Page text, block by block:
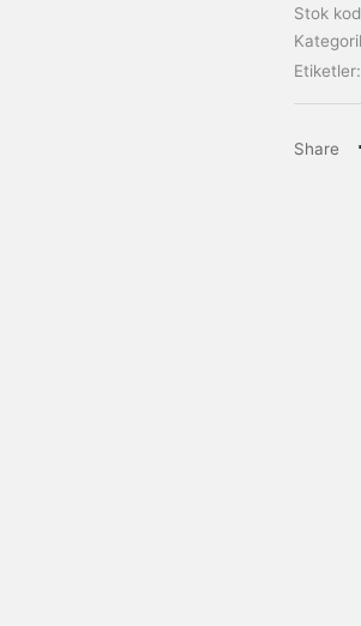
Stok
Etiketler:
Share